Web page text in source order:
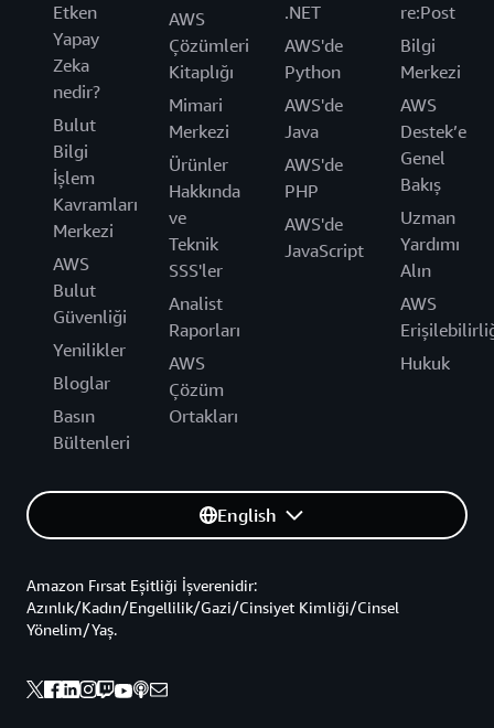
Etken
Yapay
Zeka
nedir?
Bulut
Bilgi
İşlem
Kavramları
Merkezi
AWS
Bulut
Güvenliği
Yenilikler
Bloglar
Basın
Bültenleri
AWS
Çözümleri
Kitaplığı
Mimari
Merkezi
Ürünler
Hakkında
ve
Teknik
SSS'ler
Analist
Raporları
AWS
Çözüm
Ortakları
.NET
AWS'de
Python
AWS'de
Java
AWS'de
PHP
AWS'de
JavaScript
re:Post
Bilgi
Merkezi
AWS
Destek’e
Genel
Bakış
Uzman
Yardımı
Alın
AWS
Hukuk
English
Amazon Fırsat Eşitliği İşverenidir:
Azınlık/Kadın/Engellilik/Gazi/Cinsiyet Kimliği/Cinsel
Yönelim/Yaş.